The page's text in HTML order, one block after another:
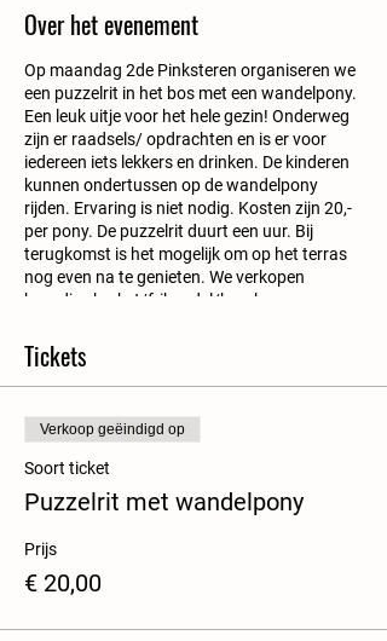
Over het evenement
Op maandag 2de Pinksteren organiseren we
een puzzelrit in het bos met een wandelpony.
Een leuk uitje voor het hele gezin! Onderweg
zijn er raadsels/ opdrachten en is er voor
iedereen iets lekkers en drinken. De kinderen
kunnen ondertussen op de wandelpony
rijden. Ervaring is niet nodig. Kosten zijn 20,-
per pony. De puzzelrit duurt een uur. Bij
terugkomst is het mogelijk om op het terras
nog even na te genieten. We verkopen
broodjes kroket/frikandel/hamburger,
Nog vragen? Bel gerust! 06-27150580.
Tickets
Verkoop geëindigd op
Soort ticket
Puzzelrit met wandelpony
Prijs
€ 20,00